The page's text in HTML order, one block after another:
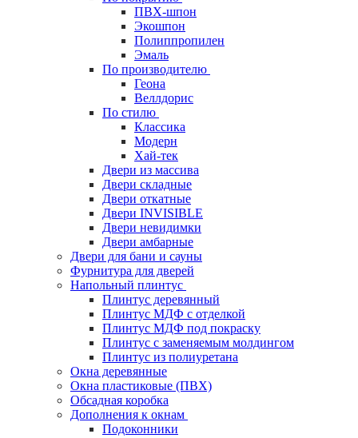
ПВХ-шпон
Экошпон
Полиппропилен
Эмаль
По производителю
Геона
Веллдорис
По стилю
Классика
Модерн
Хай-тек
Двери из массива
Двери складные
Двери откатные
Двери INVISIBLE
Двери невидимки
Двери амбарные
Двери для бани и сауны
Фурнитура для дверей
Напольный плинтус
Плинтус деревянный
Плинтус МДФ с отделкой
Плинтус МДФ под покраску
Плинтус с заменяемым молдингом
Плинтус из полиуретана
Окна деревянные
Окна пластиковые (ПВХ)
Обсадная коробка
Дополнения к окнам
Подоконники